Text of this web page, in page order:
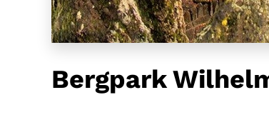
Bergpark